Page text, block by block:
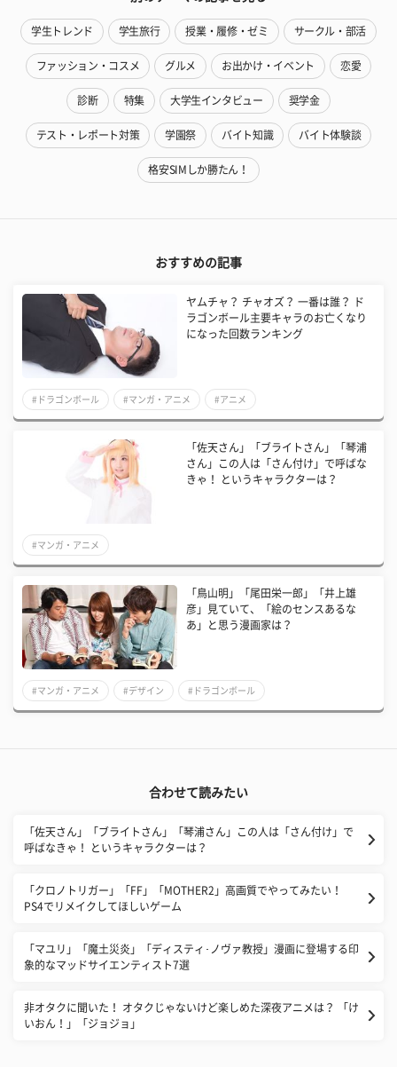
学生トレンド 学生旅行 授業・履修・ゼミ サークル・部活
ファッション・コスメ グルメ お出かけ・イベント 恋愛
診断 特集 大学生インタビュー 奨学金
テスト・レポート対策 学園祭 バイト知識 バイト体験談
格安SIMしか勝たん！
おすすめの記事
ヤムチャ？ チャオズ？ 一番は誰？ ド
ラゴンボール主要キャラのお亡くなり
になった回数ランキング
#ドラゴンボール #マンガ・アニメ #アニメ
「佐天さん」「ブライトさん」「琴浦
さん」この人は「さん付け」で呼ばな
きゃ！ というキャラクターは？
#マンガ・アニメ
「鳥山明」「尾田栄一郎」「井上雄
彦」見ていて、「絵のセンスあるな
あ」と思う漫画家は？
#マンガ・アニメ #デザイン #ドラゴンボール
合わせて読みたい
「佐天さん」「ブライトさん」「琴浦さん」この人は「さん付け」で
呼ばなきゃ！ というキャラクターは？
「クロノトリガー」「FF」「MOTHER2」高画質でやってみたい！
PS4でリメイクしてほしいゲーム
「マユリ」「魔土災炎」「ディスティ･ノヴァ教授」漫画に登場する印
象的なマッドサイエンティスト7選
非オタクに聞いた！ オタクじゃないけど楽しめた深夜アニメは？ 「け
いおん！」「ジョジョ」